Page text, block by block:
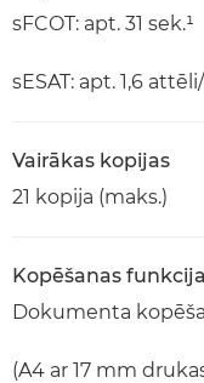
sFCOT: apt. 31 sek.¹
sESAT: apt. 1,6
Vairākas kopijas
21 kopija (maks.)
Kopēšanas
Dokumenta
(A4 ar 17 mm